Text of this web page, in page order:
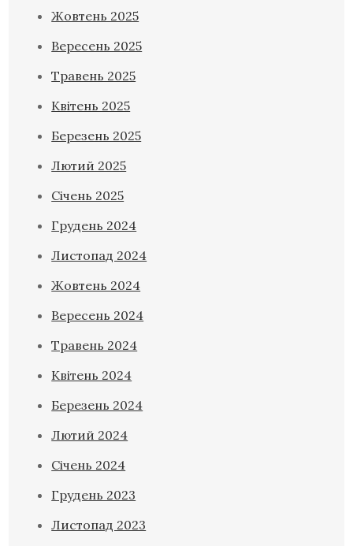
Жовтень 2025
Вересень 2025
Травень 2025
Квітень 2025
Березень 2025
Лютий 2025
Січень 2025
Грудень 2024
Листопад 2024
Жовтень 2024
Вересень 2024
Травень 2024
Квітень 2024
Березень 2024
Лютий 2024
Січень 2024
Грудень 2023
Листопад 2023